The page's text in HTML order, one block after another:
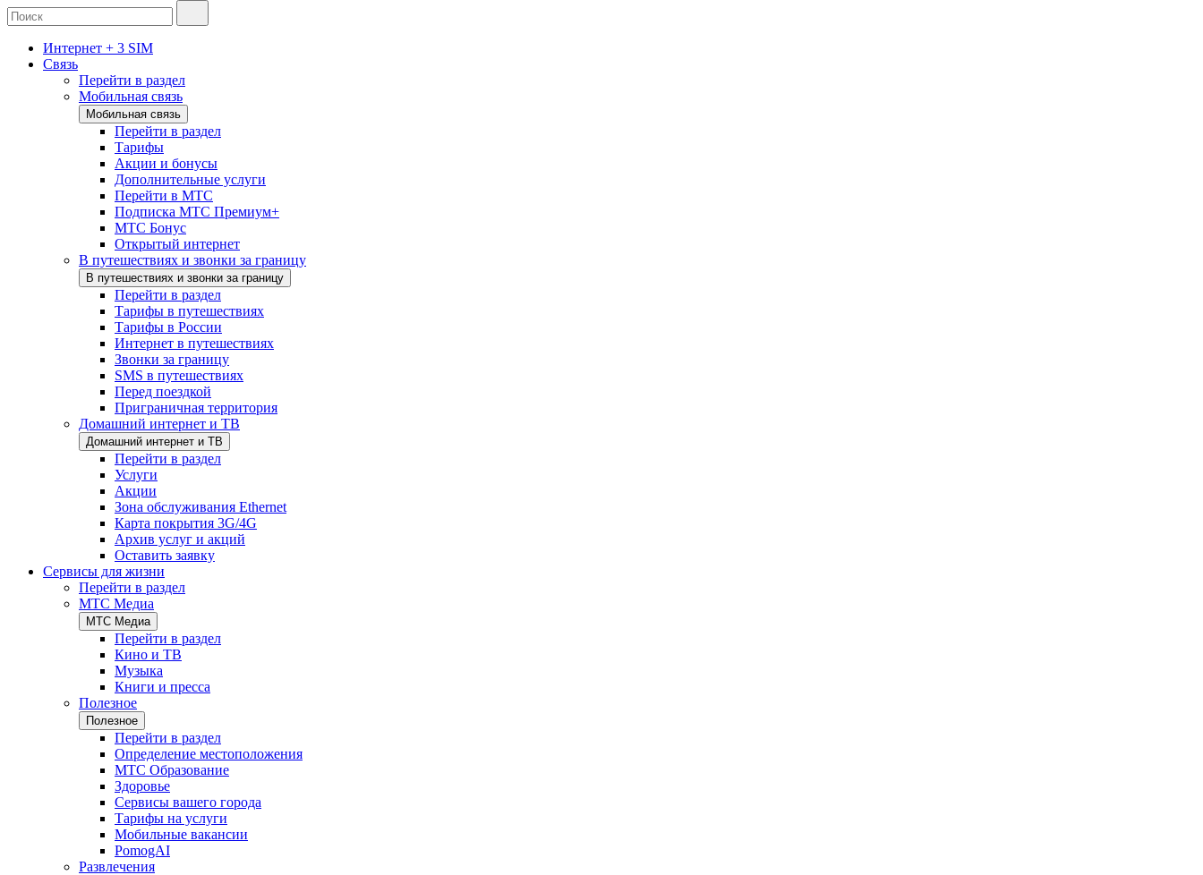
Интернет + 3 SIM
Связь
Перейти в раздел
Мобильная связь
Мобильная связь
Перейти в раздел
Тарифы
Акции и бонусы
Дополнительные услуги
Перейти в МТС
Подписка МТС Премиум+
МТС Бонус
Открытый интернет
В путешествиях и звонки за границу
В путешествиях и звонки за границу
Перейти в раздел
Тарифы в путешествиях
Тарифы в России
Интернет в путешествиях
Звонки за границу
SMS в путешествиях
Перед поездкой
Приграничная территория
Домашний интернет и ТВ
Домашний интернет и ТВ
Перейти в раздел
Услуги
Акции
Зона обслуживания Ethernet
Карта покрытия 3G/4G
Архив услуг и акций
Оставить заявку
Сервисы для жизни
Перейти в раздел
МТС Медиа
МТС Медиа
Перейти в раздел
Кино и ТВ
Музыка
Книги и пресса
Полезное
Полезное
Перейти в раздел
Определение местоположения
МТС Образование
Здоровье
Сервисы вашего города
Тарифы на услуги
Мобильные вакансии
PomogAI
Развлечения